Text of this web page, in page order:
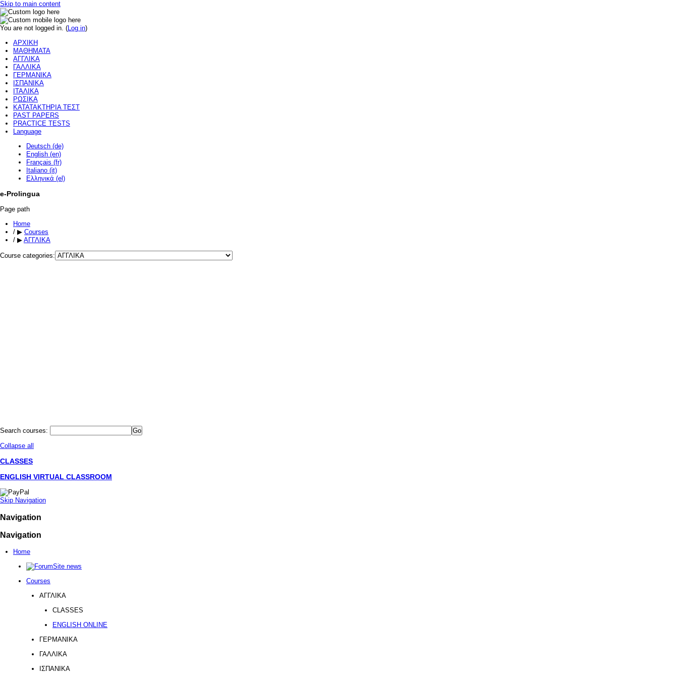
Skip to main content
You are not logged in. (Log in)
ΑΡΧΙΚΗ
ΜΑΘΗΜΑΤΑ
ΑΓΓΛΙΚΑ
ΓΑΛΛΙΚΑ
ΓΕΡΜΑΝΙΚΑ
ΙΣΠΑΝΙΚΑ
ΙΤΑΛΙΚΑ
ΡΩΣΙΚΑ
ΚΑΤΑΤΑΚΤΗΡΙΑ ΤΕΣΤ
PAST PAPERS
PRACTICE TESTS
Language
Deutsch (de)
English (en)
Français (fr)
Italiano (it)
Ελληνικά (el)
e-Prolingua
Page path
Home
/ ▶ Courses
/ ▶ ΑΓΓΛΙΚΑ
Course categories:
Search courses:
Collapse all
CLASSES
ENGLISH VIRTUAL CLASSROOM
Skip Navigation
Navigation
Navigation
Home
Site news
Courses
ΑΓΓΛΙΚΑ
CLASSES
ENGLISH ONLINE
ΓΕΡΜΑΝΙΚΑ
ΓΑΛΛΙΚΑ
ΙΣΠΑΝΙΚΑ